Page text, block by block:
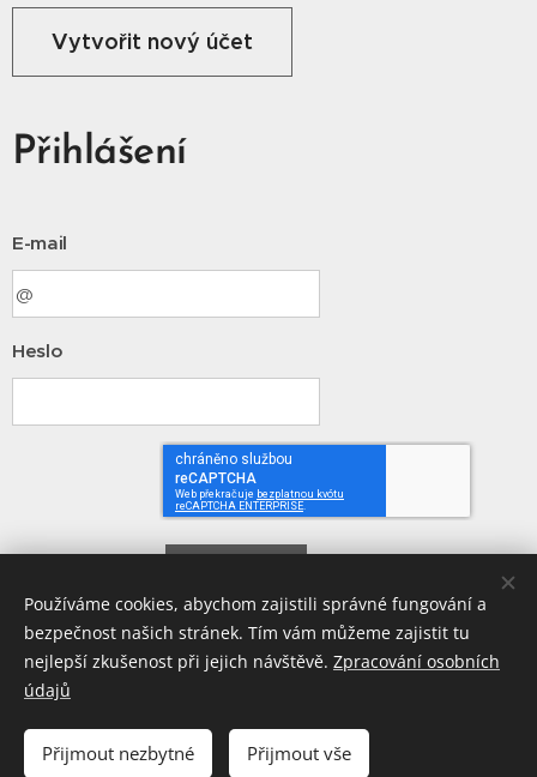
Vytvořit nový účet
Přihlášení
E-mail
Heslo
Zapomněli jste heslo?
© 2026 Andrš - finanční plánování s.r.o., IČ0:01689100, Divišova
Používáme cookies, abychom zajistili správné fungování a
bezpečnost našich stránek. Tím vám můžeme zajistit tu
nejlepší zkušenost při jejich návštěvě. Zpracování osobních
údajů
Přijmout nezbytné Přijmout vše